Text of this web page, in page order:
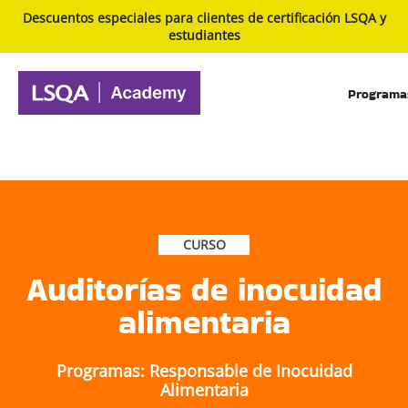
Descuentos especiales para clientes de certificación LSQA y
estudiantes
CURSO
Auditorías de inocuidad
alimentaria
Programas: Responsable de Inocuidad
Alimentaria